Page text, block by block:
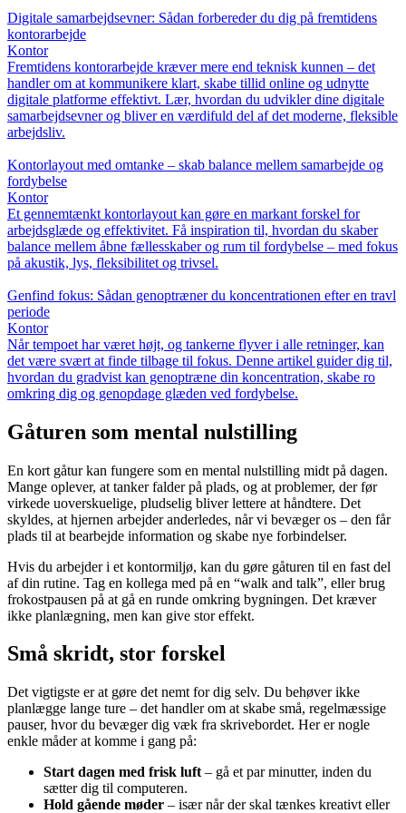
Digitale samarbejdsevner: Sådan forbereder du dig på fremtidens
kontorarbejde
Kontor
Fremtidens kontorarbejde kræver mere end teknisk kunnen – det
handler om at kommunikere klart, skabe tillid online og udnytte
digitale platforme effektivt. Lær, hvordan du udvikler dine digitale
samarbejdsevner og bliver en værdifuld del af det moderne, fleksible
arbejdsliv.
Kontorlayout med omtanke – skab balance mellem samarbejde og
fordybelse
Kontor
Et gennemtænkt kontorlayout kan gøre en markant forskel for
arbejdsglæde og effektivitet. Få inspiration til, hvordan du skaber
balance mellem åbne fællesskaber og rum til fordybelse – med fokus
på akustik, lys, fleksibilitet og trivsel.
Genfind fokus: Sådan genoptræner du koncentrationen efter en travl
periode
Kontor
Når tempoet har været højt, og tankerne flyver i alle retninger, kan
det være svært at finde tilbage til fokus. Denne artikel guider dig til,
hvordan du gradvist kan genoptræne din koncentration, skabe ro
omkring dig og genopdage glæden ved fordybelse.
Gåturen som mental nulstilling
En kort gåtur kan fungere som en mental nulstilling midt på dagen.
Mange oplever, at tanker falder på plads, og at problemer, der før
virkede uoverskuelige, pludselig bliver lettere at håndtere. Det
skyldes, at hjernen arbejder anderledes, når vi bevæger os – den får
plads til at bearbejde information og skabe nye forbindelser.
Hvis du arbejder i et kontormiljø, kan du gøre gåturen til en fast del
af din rutine. Tag en kollega med på en “walk and talk”, eller brug
frokostpausen på at gå en runde omkring bygningen. Det kræver
ikke planlægning, men kan give stor effekt.
Små skridt, stor forskel
Det vigtigste er at gøre det nemt for dig selv. Du behøver ikke
planlægge lange ture – det handler om at skabe små, regelmæssige
pauser, hvor du bevæger dig væk fra skrivebordet. Her er nogle
enkle måder at komme i gang på:
Start dagen med frisk luft – gå et par minutter, inden du
sætter dig til computeren.
Hold gående møder – især når der skal tænkes kreativt eller